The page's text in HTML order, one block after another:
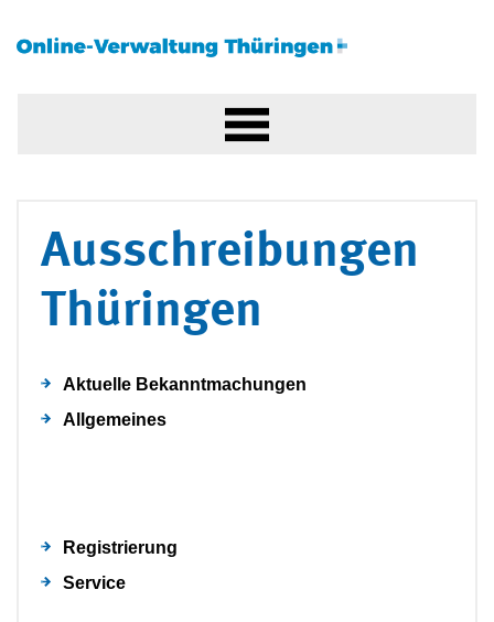
Ausschreibungen
Thüringen
Aktuelle Bekanntmachungen
Allgemeines
Registrierung
Service